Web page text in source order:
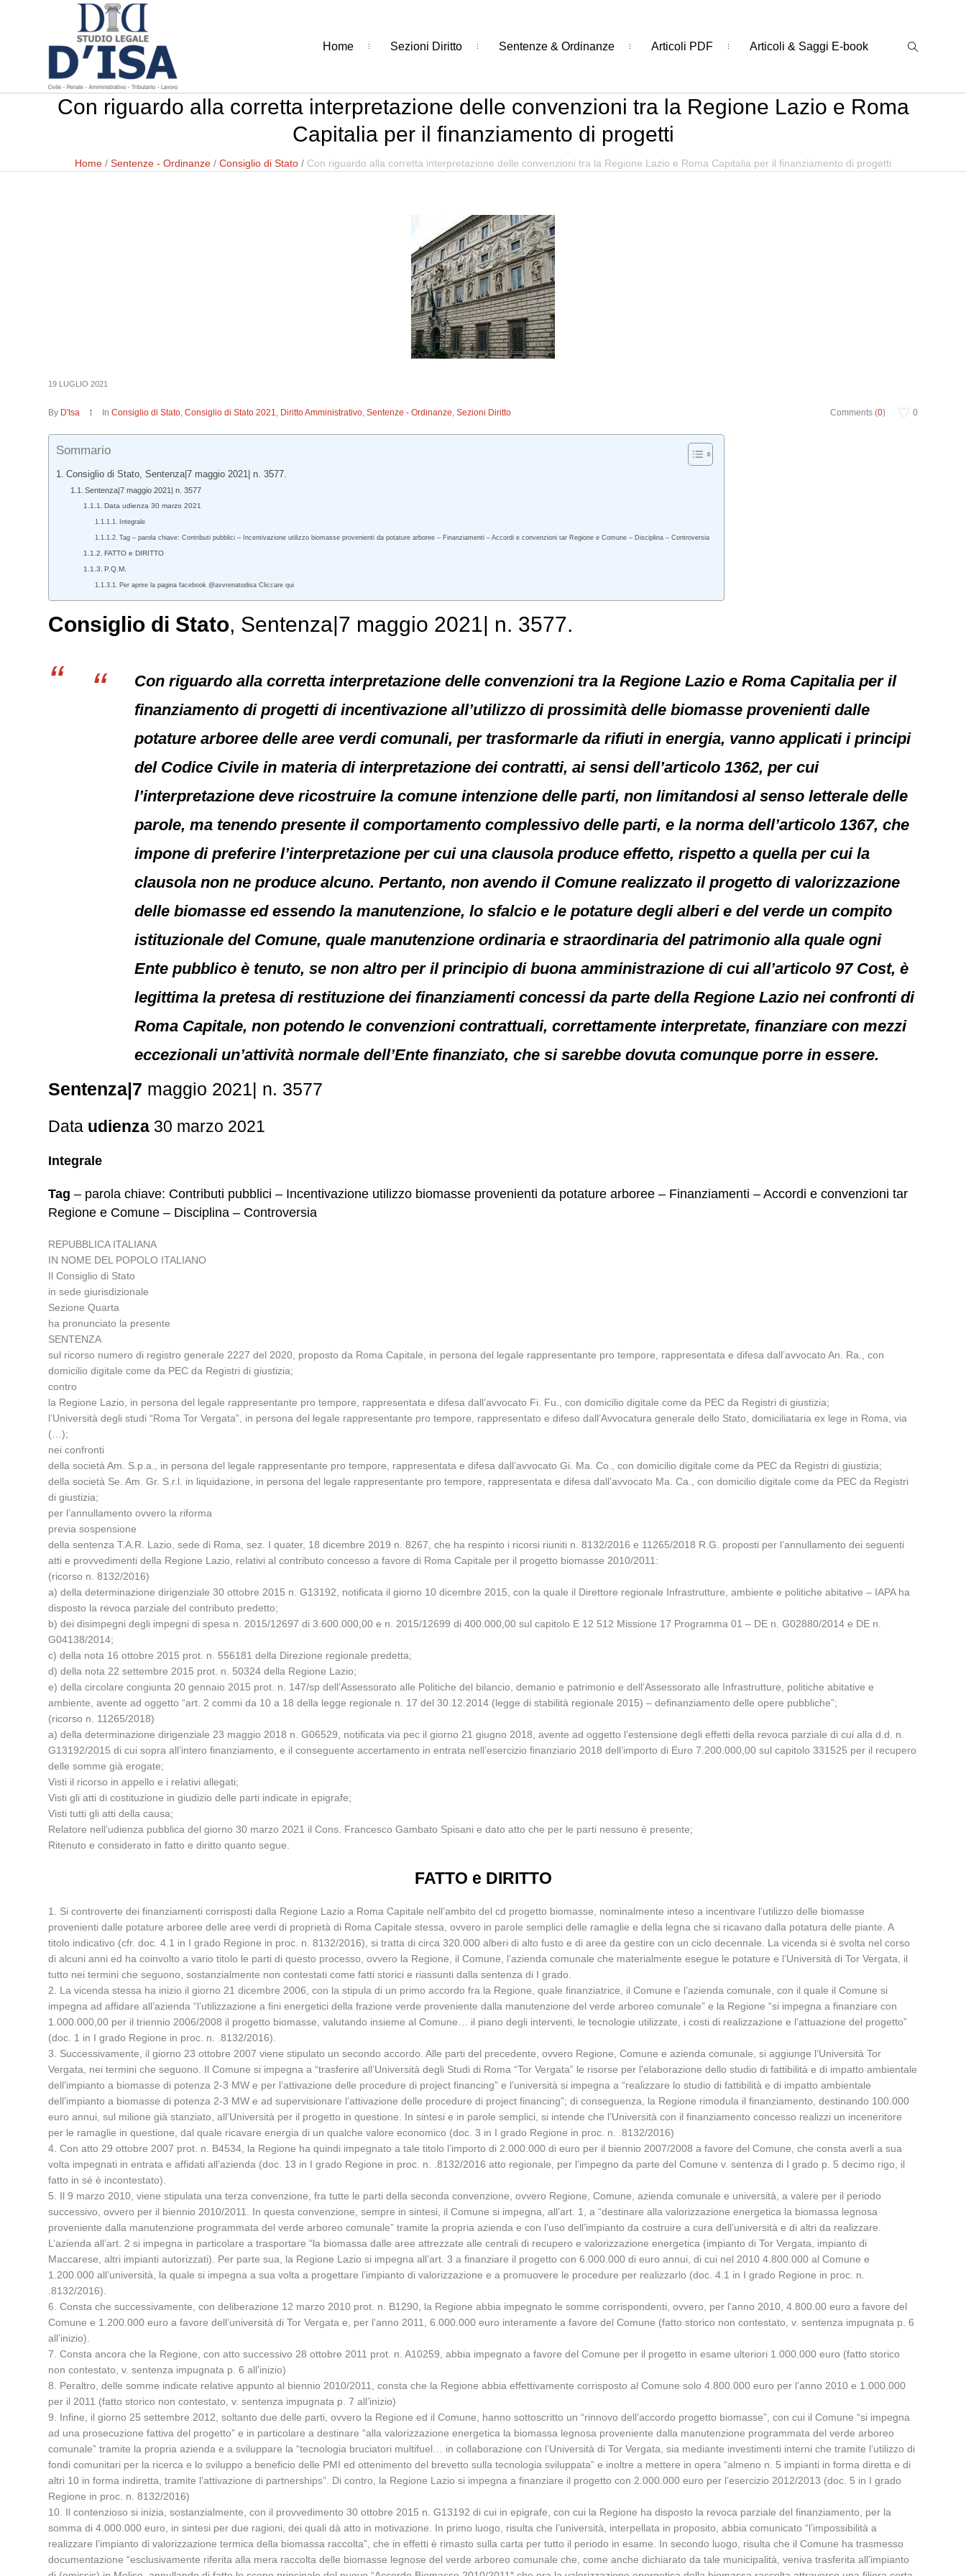
Home Sezioni Diritto Sentenze & Ordinanze Articoli PDF Articoli & Saggi E-book
Con riguardo alla corretta interpretazione delle convenzioni tra la Regione Lazio e Roma
Capitalia per il finanziamento di progetti
Home / Sentenze - Ordinanze / Consiglio di Stato / Con riguardo alla corretta interpretazione delle convenzioni tra la Regione Lazio e Roma Capitalia per il finanziamento di progetti
19 LUGLIO 2021
Comments (0) 0
By D'Isa InConsiglio di Stato,Consiglio di Stato 2021, Diritto Amministrativo,Sentenze - Ordinanze,Sezioni Diritto
Sommario
Consiglio di Stato, Sentenza|7 maggio 2021| n. 3577.
Sentenza|7 maggio 2021| n. 3577
Data udienza 30 marzo 2021
Integrale
Tag – parola chiave: Contributi pubblici – Incentivazione utilizzo biomasse provenienti da potature arboree – Finanziamenti – Accordi e convenzioni tar Regione e Comune – Disciplina – Controversia
FATTO e DIRITTO
P.Q.M.
Per aprire la pagina facebook @avvrenatodisa Cliccare qui
Consiglio di Stato, Sentenza|7 maggio 2021| n. 3577.
Con riguardo alla corretta interpretazione delle convenzioni tra la Regione Lazio e Roma Capitalia per il
finanziamento di progetti di incentivazione all’utilizzo di prossimità delle biomasse provenienti dalle
potature arboree delle aree verdi comunali, per trasformarle da rifiuti in energia, vanno applicati i principi
del Codice Civile in materia di interpretazione dei contratti, ai sensi dell’articolo 1362, per cui
l’interpretazione deve ricostruire la comune intenzione delle parti, non limitandosi al senso letterale delle
parole, ma tenendo presente il comportamento complessivo delle parti, e la norma dell’articolo 1367, che
impone di preferire l’interpretazione per cui una clausola produce effetto, rispetto a quella per cui la
clausola non ne produce alcuno. Pertanto, non avendo il Comune realizzato il progetto di valorizzazione
delle biomasse ed essendo la manutenzione, lo sfalcio e le potature degli alberi e del verde un compito
istituzionale del Comune, quale manutenzione ordinaria e straordinaria del patrimonio alla quale ogni
Ente pubblico è tenuto, se non altro per il principio di buona amministrazione di cui all’articolo 97 Cost, è
legittima la pretesa di restituzione dei finanziamenti concessi da parte della Regione Lazio nei confronti di
Roma Capitale, non potendo le convenzioni contrattuali, correttamente interpretate, finanziare con mezzi
eccezionali un’attività normale dell’Ente finanziato, che si sarebbe dovuta comunque porre in essere.
Sentenza|7 maggio 2021| n. 3577
Data udienza 30 marzo 2021
Integrale
Tag – parola chiave: Contributi pubblici – Incentivazione utilizzo biomasse provenienti da potature arboree – Finanziamenti – Accordi e convenzioni tar
Regione e Comune – Disciplina – Controversia
REPUBBLICA ITALIANA
IN NOME DEL POPOLO ITALIANO
Il Consiglio di Stato
in sede giurisdizionale
Sezione Quarta
ha pronunciato la presente
SENTENZA
sul ricorso numero di registro generale 2227 del 2020, proposto da Roma Capitale, in persona del legale rappresentante pro tempore, rappresentata e difesa dall’avvocato An. Ra., con
domicilio digitale come da PEC da Registri di giustizia;
contro
la Regione Lazio, in persona del legale rappresentante pro tempore, rappresentata e difesa dall’avvocato Fi. Fu., con domicilio digitale come da PEC da Registri di giustizia;
l’Università degli studi “Roma Tor Vergata”, in persona del legale rappresentante pro tempore, rappresentato e difeso dall’Avvocatura generale dello Stato, domiciliataria ex lege in Roma, via
(…);
nei confronti
della società Am. S.p.a., in persona del legale rappresentante pro tempore, rappresentata e difesa dall’avvocato Gi. Ma. Co., con domicilio digitale come da PEC da Registri di giustizia;
della società Se. Am. Gr. S.r.l. in liquidazione, in persona del legale rappresentante pro tempore, rappresentata e difesa dall’avvocato Ma. Ca., con domicilio digitale come da PEC da Registri
di giustizia;
per l’annullamento ovvero la riforma
previa sospensione
della sentenza T.A.R. Lazio, sede di Roma, sez. I quater, 18 dicembre 2019 n. 8267, che ha respinto i ricorsi riuniti n. 8132/2016 e 11265/2018 R.G. proposti per l’annullamento dei seguenti
atti e provvedimenti della Regione Lazio, relativi al contributo concesso a favore di Roma Capitale per il progetto biomasse 2010/2011:
(ricorso n. 8132/2016)
a) della determinazione dirigenziale 30 ottobre 2015 n. G13192, notificata il giorno 10 dicembre 2015, con la quale il Direttore regionale Infrastrutture, ambiente e politiche abitative – IAPA ha
disposto la revoca parziale del contributo predetto;
b) dei disimpegni degli impegni di spesa n. 2015/12697 di 3.600.000,00 e n. 2015/12699 di 400.000,00 sul capitolo E 12 512 Missione 17 Programma 01 – DE n. G02880/2014 e DE n.
G04138/2014;
c) della nota 16 ottobre 2015 prot. n. 556181 della Direzione regionale predetta;
d) della nota 22 settembre 2015 prot. n. 50324 della Regione Lazio;
e) della circolare congiunta 20 gennaio 2015 prot. n. 147/sp dell’Assessorato alle Politiche del bilancio, demanio e patrimonio e dell’Assessorato alle Infrastrutture, politiche abitative e
ambiente, avente ad oggetto “art. 2 commi da 10 a 18 della legge regionale n. 17 del 30.12.2014 (legge di stabilità regionale 2015) – definanziamento delle opere pubbliche”;
(ricorso n. 11265/2018)
a) della determinazione dirigenziale 23 maggio 2018 n. G06529, notificata via pec il giorno 21 giugno 2018, avente ad oggetto l’estensione degli effetti della revoca parziale di cui alla d.d. n.
G13192/2015 di cui sopra all’intero finanziamento, e il conseguente accertamento in entrata nell’esercizio finanziario 2018 dell’importo di Euro 7.200.000,00 sul capitolo 331525 per il recupero
delle somme già erogate;
Visti il ricorso in appello e i relativi allegati;
Visti gli atti di costituzione in giudizio delle parti indicate in epigrafe;
Visti tutti gli atti della causa;
Relatore nell’udienza pubblica del giorno 30 marzo 2021 il Cons. Francesco Gambato Spisani e dato atto che per le parti nessuno è presente;
Ritenuto e considerato in fatto e diritto quanto segue.
FATTO e DIRITTO
1. Si controverte dei finanziamenti corrisposti dalla Regione Lazio a Roma Capitale nell’ambito del cd progetto biomasse, nominalmente inteso a incentivare l’utilizzo delle biomasse
provenienti dalle potature arboree delle aree verdi di proprietà di Roma Capitale stessa, ovvero in parole semplici delle ramaglie e della legna che si ricavano dalla potatura delle piante. A
titolo indicativo (cfr. doc. 4.1 in I grado Regione in proc. n. 8132/2016), si tratta di circa 320.000 alberi di alto fusto e di aree da gestire con un ciclo decennale. La vicenda si è svolta nel corso
di alcuni anni ed ha coinvolto a vario titolo le parti di questo processo, ovvero la Regione, il Comune, l’azienda comunale che materialmente esegue le potature e l’Università di Tor Vergata, il
tutto nei termini che seguono, sostanzialmente non contestati come fatti storici e riassunti dalla sentenza di I grado.
2. La vicenda stessa ha inizio il giorno 21 dicembre 2006, con la stipula di un primo accordo fra la Regione, quale finanziatrice, il Comune e l’azienda comunale, con il quale il Comune si
impegna ad affidare all’azienda “l’utilizzazione a fini energetici della frazione verde proveniente dalla manutenzione del verde arboreo comunale” e la Regione “si impegna a finanziare con
1.000.000,00 per il triennio 2006/2008 il progetto biomasse, valutando insieme al Comune… il piano degli interventi, le tecnologie utilizzate, i costi di realizzazione e l’attuazione del progetto”
(doc. 1 in I grado Regione in proc. n. .8132/2016).
3. Successivamente, il giorno 23 ottobre 2007 viene stipulato un secondo accordo. Alle parti del precedente, ovvero Regione, Comune e azienda comunale, si aggiunge l’Università Tor
Vergata, nei termini che seguono. Il Comune si impegna a “trasferire all’Università degli Studi di Roma “Tor Vergata” le risorse per l’elaborazione dello studio di fattibilità e di impatto ambientale
dell’impianto a biomasse di potenza 2-3 MW e per l’attivazione delle procedure di project financing” e l’università si impegna a “realizzare lo studio di fattibilità e di impatto ambientale
dell’impianto a biomasse di potenza 2-3 MW e ad supervisionare l’attivazione delle procedure di project financing”; di conseguenza, la Regione rimodula il finanziamento, destinando 100.000
euro annui, sul milione già stanziato, all’Università per il progetto in questione. In sintesi e in parole semplici, si intende che l’Università con il finanziamento concesso realizzi un inceneritore
per le ramaglie in questione, dal quale ricavare energia di un qualche valore economico (doc. 3 in I grado Regione in proc. n. .8132/2016)
4. Con atto 29 ottobre 2007 prot. n. B4534, la Regione ha quindi impegnato a tale titolo l’importo di 2.000.000 di euro per il biennio 2007/2008 a favore del Comune, che consta averli a sua
volta impegnati in entrata e affidati all’azienda (doc. 13 in I grado Regione in proc. n. .8132/2016 atto regionale, per l’impegno da parte del Comune v. sentenza di I grado p. 5 decimo rigo, il
fatto in sé è incontestato).
5. Il 9 marzo 2010, viene stipulata una terza convenzione, fra tutte le parti della seconda convenzione, ovvero Regione, Comune, azienda comunale e università, a valere per il periodo
successivo, ovvero per il biennio 2010/2011. In questa convenzione, sempre in sintesi, il Comune si impegna, all’art. 1, a “destinare alla valorizzazione energetica la biomassa legnosa
proveniente dalla manutenzione programmata del verde arboreo comunale” tramite la propria azienda e con l’uso dell’impianto da costruire a cura dell’università e di altri da realizzare.
L’azienda all’art. 2 si impegna in particolare a trasportare “la biomassa dalle aree attrezzate alle centrali di recupero e valorizzazione energetica (impianto di Tor Vergata, impianto di
Maccarese, altri impianti autorizzati). Per parte sua, la Regione Lazio si impegna all’art. 3 a finanziare il progetto con 6.000.000 di euro annui, di cui nel 2010 4.800.000 al Comune e
1.200.000 all’università, la quale si impegna a sua volta a progettare l’impianto di valorizzazione e a promuovere le procedure per realizzarlo (doc. 4.1 in I grado Regione in proc. n.
.8132/2016).
6. Consta che successivamente, con deliberazione 12 marzo 2010 prot. n. B1290, la Regione abbia impegnato le somme corrispondenti, ovvero, per l’anno 2010, 4.800.00 euro a favore del
Comune e 1.200.000 euro a favore dell’università di Tor Vergata e, per l’anno 2011, 6.000.000 euro interamente a favore del Comune (fatto storico non contestato, v. sentenza impugnata p. 6
all’inizio).
7. Consta ancora che la Regione, con atto successivo 28 ottobre 2011 prot. n. A10259, abbia impegnato a favore del Comune per il progetto in esame ulteriori 1.000.000 euro (fatto storico
non contestato, v. sentenza impugnata p. 6 all’inizio)
8. Peraltro, delle somme indicate relative appunto al biennio 2010/2011, consta che la Regione abbia effettivamente corrisposto al Comune solo 4.800.000 euro per l’anno 2010 e 1.000.000
per il 2011 (fatto storico non contestato, v. sentenza impugnata p. 7 all’inizio)
9. Infine, il giorno 25 settembre 2012, soltanto due delle parti, ovvero la Regione ed il Comune, hanno sottoscritto un “rinnovo dell’accordo progetto biomasse”, con cui il Comune “si impegna
ad una prosecuzione fattiva del progetto” e in particolare a destinare “alla valorizzazione energetica la biomassa legnosa proveniente dalla manutenzione programmata del verde arboreo
comunale” tramite la propria azienda e a sviluppare la “tecnologia bruciatori multifuel… in collaborazione con l’Università di Tor Vergata, sia mediante investimenti interni che tramite l’utilizzo di
fondi comunitari per la ricerca e lo sviluppo a beneficio delle PMI ed ottenimento del brevetto sulla tecnologia sviluppata” e inoltre a mettere in opera “almeno n. 5 impianti in forma diretta e di
altri 10 in forma indiretta, tramite l’attivazione di partnerships”. Di contro, la Regione Lazio si impegna a finanziare il progetto con 2.000.000 euro per l’esercizio 2012/2013 (doc. 5 in I grado
Regione in proc. n. 8132/2016)
10. Il contenzioso si inizia, sostanzialmente, con il provvedimento 30 ottobre 2015 n. G13192 di cui in epigrafe, con cui la Regione ha disposto la revoca parziale del finanziamento, per la
somma di 4.000.000 euro, in sintesi per due ragioni, dei quali dà atto in motivazione. In primo luogo, risulta che l’università, interpellata in proposito, abbia comunicato “l’impossibilità a
realizzare l’impianto di valorizzazione termica della biomassa raccolta”, che in effetti è rimasto sulla carta per tutto il periodo in esame. In secondo luogo, risulta che il Comune ha trasmesso
documentazione “esclusivamente riferita alla mera raccolta delle biomasse legnose del verde arboreo comunale che, come anche dichiarato da tale municipalità, veniva trasferita all’impianto